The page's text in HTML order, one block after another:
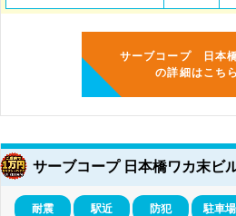
サーブコープ 日本
の詳細はこち
サーブコープ 日本橋ワカ末ビ
耐震 駅近 防犯 駐車場